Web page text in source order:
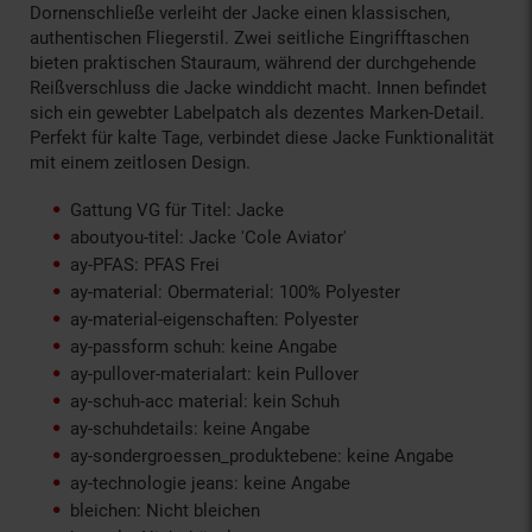
Dornenschließe verleiht der Jacke einen klassischen,
authentischen Fliegerstil. Zwei seitliche Eingrifftaschen
bieten praktischen Stauraum, während der durchgehende
Reißverschluss die Jacke winddicht macht. Innen befindet
sich ein gewebter Labelpatch als dezentes Marken-Detail.
Perfekt für kalte Tage, verbindet diese Jacke Funktionalität
mit einem zeitlosen Design.
Gattung VG für Titel: Jacke
aboutyou-titel: Jacke 'Cole Aviator'
ay-PFAS: PFAS Frei
ay-material: Obermaterial: 100% Polyester
ay-material-eigenschaften: Polyester
ay-passform schuh: keine Angabe
ay-pullover-materialart: kein Pullover
ay-schuh-acc material: kein Schuh
ay-schuhdetails: keine Angabe
ay-sondergroessen_produktebene: keine Angabe
ay-technologie jeans: keine Angabe
bleichen: Nicht bleichen